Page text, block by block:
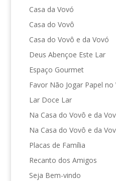
Casa da Vovó
Casa do Vovô
Casa do Vovô e da Vovó
Deus Abençoe Este Lar
Espaço Gourmet
Favor Não Jogar Papel no
Lar Doce Lar
Na Casa do Vovô e da
Na Casa do Vovô e da
Placas de Família
Recanto dos Amigos
Seja Bem-vindo